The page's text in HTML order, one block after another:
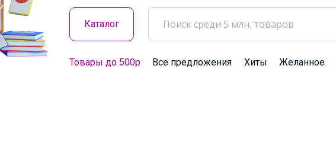
Каталог
Товары до 500р Все предложения Хиты Желанное